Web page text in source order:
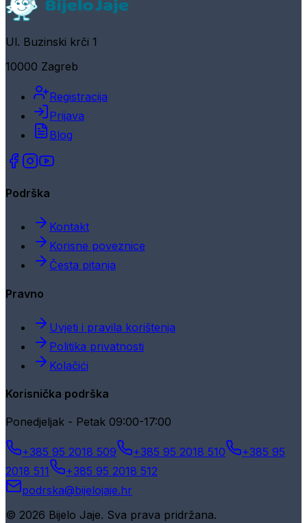
Ul. Buzinski krči 1
10000 Zagreb
Registracija
Prijava
Blog
Podrška
Kontakt
Korisne poveznice
Česta pitanja
Pravno
Uvjeti i pravila korištenja
Politika privatnosti
Kolačići
Korisnička podrška
Ponedjeljak - Petak 09:00-17:00
+385 95 2018 509 +385 95 2018 510
+385 95
2018 511
+385 95 2018 512
podrska@bijelojaje.hr
© 2026 Bijelo Jaje. Sva prava pridržana.